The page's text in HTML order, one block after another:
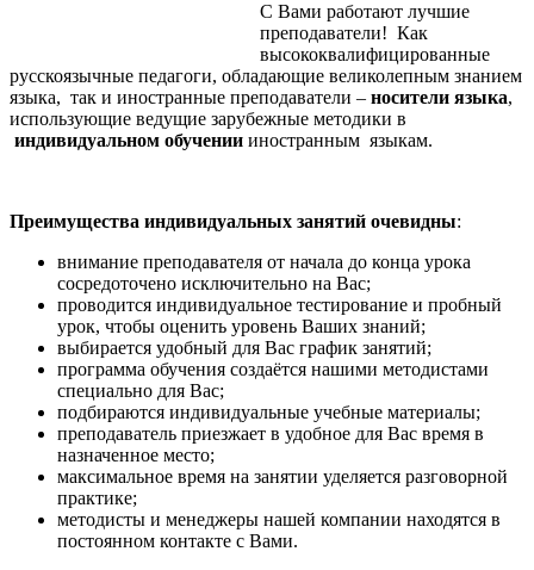
С Вами работают лучшие
преподаватели! Как
высококвалифицированные
русскоязычные педагоги, обладающие великолепным знанием
языка, так и иностранные преподаватели – носители языка,
использующие ведущие зарубежные методики в
индивидуальном обучении иностранным языкам.
Преимущества индивидуальных занятий очевидны:
внимание преподавателя от начала до конца урока
сосредоточено исключительно на Вас;
проводится индивидуальное тестирование и пробный
урок, чтобы оценить уровень Ваших знаний;
выбирается удобный для Вас график занятий;
программа обучения создаётся нашими методистами
специально для Вас;
подбираются индивидуальные учебные материалы;
преподаватель приезжает в удобное для Вас время в
назначенное место;
максимальное время на занятии уделяется разговорной
практике;
методисты и менеджеры нашей компании находятся в
постоянном контакте с Вами.